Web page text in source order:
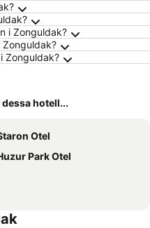
i Zonguldak?
Zonguldak?
hotell...
Otel
Park Otel